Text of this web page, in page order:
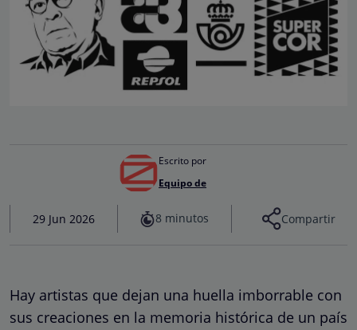
Escrito por
Equipo de
29 Jun 2026 8 minutos Compartir
Hay artistas que dejan una huella imborrable con
sus creaciones en la memoria histórica de un país